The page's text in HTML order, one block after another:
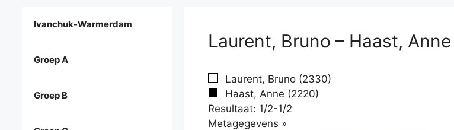
Laurent, Bruno – Haast, Anne
Laurent, Bruno (2330)
Haast, Anne (2220)
Resultaat: 1/2-1/2
Metagegevens »
Ivanchuk-Warmerdam
Groep A
Groep B